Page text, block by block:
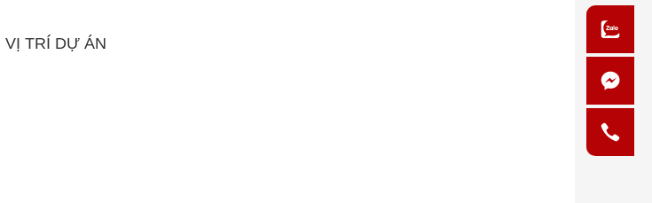
VỊ TRÍ DỰ ÁN